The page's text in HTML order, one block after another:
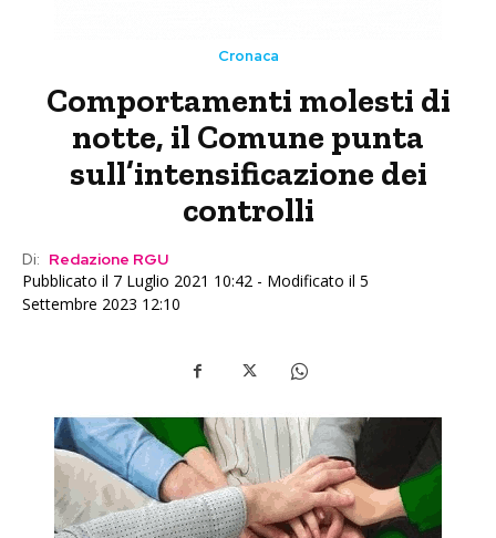
Cronaca
Comportamenti molesti di
notte, il Comune punta
sull’intensificazione dei
controlli
Di: Redazione RGU
Pubblicato il 7 Luglio 2021 10:42 - Modificato il 5
Settembre 2023 12:10